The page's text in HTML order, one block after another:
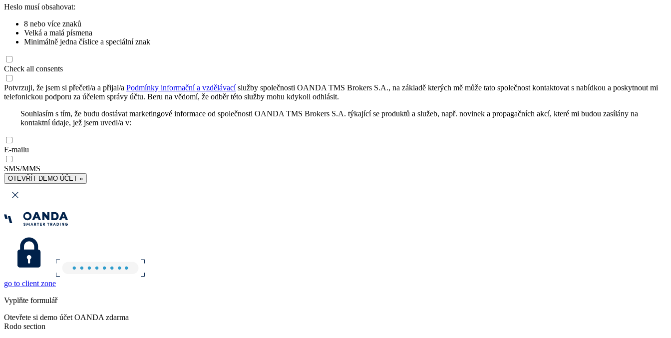
Heslo musí obsahovat:
8 nebo více znaků
Velká a malá písmena
Minimálně jedna číslice a speciální znak
Check all consents
Potvrzuji, že jsem si přečetl/a a přijal/a Podmínky informační a vzdělávacíslužby společnosti OANDA TMS Brokers S.A., na základě kterých mě může tato společnost kontaktovat s nabídkou a poskytnout mi
telefonickou podporu za účelem správy účtu. Beru na vědomí, že odběr této služby mohu kdykoli odhlásit.
Souhlasím s tím, že budu dostávat marketingové informace od společnosti OANDA TMS Brokers S.A. týkající se produktů a služeb, např. novinek a propagačních akcí, které mi budou zasílány na
kontaktní údaje, jež jsem uvedl/a v:
E-mailu
SMS/MMS
OTEVŘÍT DEMO ÚČET »
go to client zone
Vyplňte formulář
Otevřete si demo účet OANDA zdarma
Rodo section